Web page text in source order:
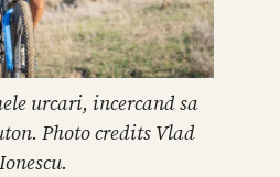
urcari, incercand sa
Photo credits Vlad
Ionescu.